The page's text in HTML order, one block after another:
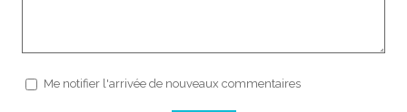
Me notifier l'arrivée de nouveaux commentaires